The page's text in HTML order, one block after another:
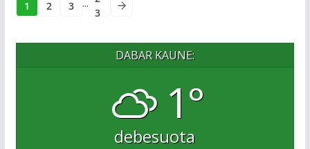
1 2 3
3
DABAR KAUNE:
1°
debesuota